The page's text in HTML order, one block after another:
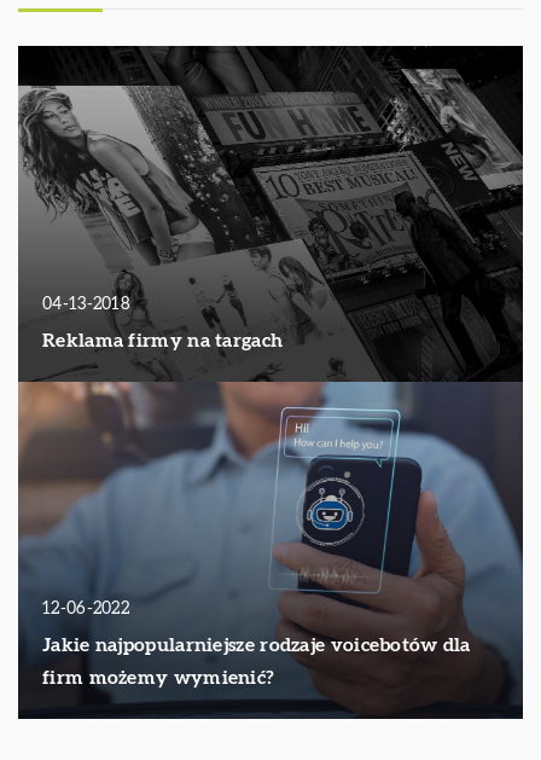
04-13-2018
Reklama firmy na targach
12-06-2022
Jakie najpopularniejsze rodzaje voicebotów dla
firm możemy wymienić?